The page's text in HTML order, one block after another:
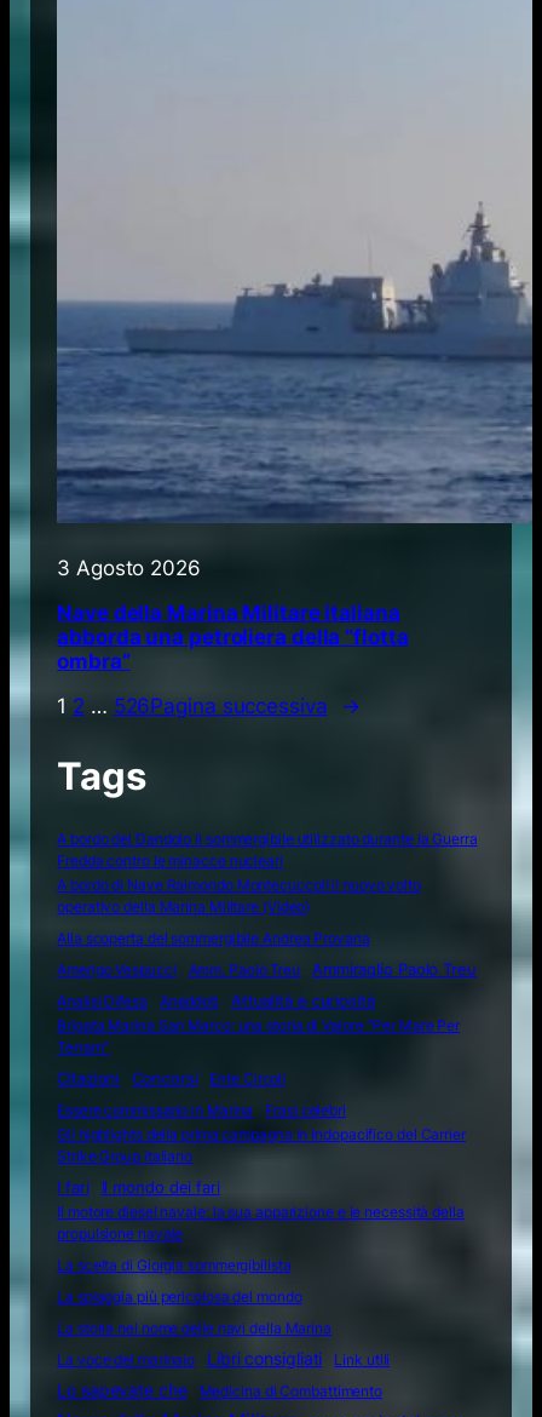
3 Agosto 2026
Nave della Marina Militare italiana
abborda una petroliera della “flotta
ombra”
1 2 … 526Pagina successiva →
Tags
A bordo del Dandolo il sommergibile utilizzato durante la Guerra
Fredda contro le minacce nucleari
A bordo di Nave Raimondo Montecuccoli il nuovo volto
operativo della Marina Militare (Video)
Alla scoperta del sommergibile Andrea Provana
Amerigo Vespucci
Amm. Paolo Treu
Ammiraglio Paolo Treu
Analisi Difesa
Aneddoti Attualità e curiosità
Brigata Marina San Marco: una storia di Valore "Per Mare Per
Terram"
Citazioni
Concorsi
Ente Circoli
Essere commissario in Marina
Frasi celebri
Gli highlights della prima campagna in Indopacifico del Carrier
Strike Group italiano
I fari
Il mondo dei fari
Il motore diesel navale: la sua apparizione e le necessità della
propulsione navale
La scelta di Giorgia sommergibilista
La spiaggia più pericolosa del mondo
La storia nel nome delle navi della Marina
La voce del marinaio
Libri consigliati Link utili
Lo sapevate che Medicina di Combattimento